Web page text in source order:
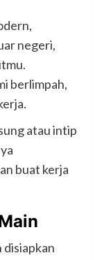
negeri,
berlimpah,
atau intip
buat kerja
disiapkan